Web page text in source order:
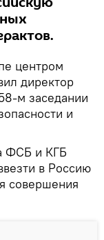
центром
директор
м заседании
и
ФСБ и КГБ
в Россию
совершения